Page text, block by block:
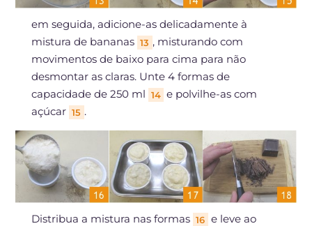
em seguida, adicione-as delicadamente à
mistura de bananas 13 , misturando com
movimentos de baixo para cima para não
desmontar as claras. Unte 4 formas de
capacidade de 250 ml 14 e polvilhe-as com
açúcar 15 .
Distribua a mistura nas formas 16 e leve ao